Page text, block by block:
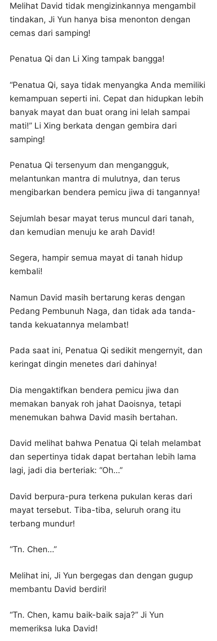
Melihat David tidak mengizinkannya mengambil
tindakan, Ji Yun hanya bisa menonton dengan
cemas dari samping!
Penatua Qi dan Li Xing tampak bangga!
“Penatua Qi, saya tidak menyangka Anda memiliki
kemampuan seperti ini. Cepat dan hidupkan lebih
banyak mayat dan buat orang ini lelah sampai
mati!” Li Xing berkata dengan gembira dari
samping!
Penatua Qi tersenyum dan mengangguk,
melantunkan mantra di mulutnya, dan terus
mengibarkan bendera pemicu jiwa di tangannya!
Sejumlah besar mayat terus muncul dari tanah,
dan kemudian menuju ke arah David!
Segera, hampir semua mayat di tanah hidup
kembali!
Namun David masih bertarung keras dengan
Pedang Pembunuh Naga, dan tidak ada tanda-
tanda kekuatannya melambat!
Pada saat ini, Penatua Qi sedikit mengernyit, dan
keringat dingin menetes dari dahinya!
Dia mengaktifkan bendera pemicu jiwa dan
memakan banyak roh jahat Daoisnya, tetapi
menemukan bahwa David masih bertahan.
David melihat bahwa Penatua Qi telah melambat
dan sepertinya tidak dapat bertahan lebih lama
lagi, jadi dia berteriak: “Oh…”
David berpura-pura terkena pukulan keras dari
mayat tersebut. Tiba-tiba, seluruh orang itu
terbang mundur!
“Tn. Chen…”
Melihat ini, Ji Yun bergegas dan dengan gugup
membantu David berdiri!
“Tn. Chen, kamu baik-baik saja?” Ji Yun
memeriksa luka David!